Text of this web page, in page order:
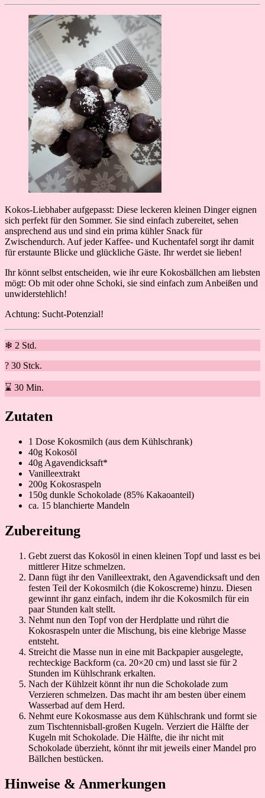
Kokos-Liebhaber aufgepasst: Diese leckeren kleinen Dinger eignen
sich perfekt für den Sommer. Sie sind einfach zubereitet, sehen
ansprechend aus und sind ein prima kühler Snack für
Zwischendurch. Auf jeder Kaffee- und Kuchentafel sorgt ihr damit
für erstaunte Blicke und glückliche Gäste. Ihr werdet sie lieben!
Ihr könnt selbst entscheiden, wie ihr eure Kokosbällchen am liebsten
mögt: Ob mit oder ohne Schoki, sie sind einfach zum Anbeißen und
unwiderstehlich!
Achtung: Sucht-Potenzial!
❄ 2 Std.
? 30 Stck.
⌛ 30 Min.
Zutaten
1 Dose Kokosmilch (aus dem Kühlschrank)
40g Kokosöl
40g Agavendicksaft*
Vanilleextrakt
200g Kokosraspeln
150g dunkle Schokolade (85% Kakaoanteil)
ca. 15 blanchierte Mandeln
Zubereitung
Gebt zuerst das Kokosöl in einen kleinen Topf und lasst es bei
mittlerer Hitze schmelzen.
Dann fügt ihr den Vanilleextrakt, den Agavendicksaft und den
festen Teil der Kokosmilch (die Kokoscreme) hinzu. Diesen
gewinnt ihr ganz einfach, indem ihr die Kokosmilch für ein
paar Stunden kalt stellt.
Nehmt nun den Topf von der Herdplatte und rührt die
Kokosraspeln unter die Mischung, bis eine klebrige Masse
entsteht.
Streicht die Masse nun in eine mit Backpapier ausgelegte,
rechteckige Backform (ca. 20×20 cm) und lasst sie für 2
Stunden im Kühlschrank erkalten.
Nach der Kühlzeit könnt ihr nun die Schokolade zum
Verzieren schmelzen. Das macht ihr am besten über einem
Wasserbad auf dem Herd.
Nehmt eure Kokosmasse aus dem Kühlschrank und formt sie
zum Tischtennisball-großen Kugeln. Verziert die Hälfte der
Kugeln mit Schokolade. Die Hälfte, die ihr nicht mit
Schokolade überzieht, könnt ihr mit jeweils einer Mandel pro
Bällchen bestücken.
Hinweise & Anmerkungen